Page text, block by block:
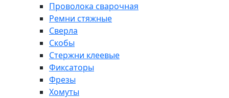
Проволока сварочная
Ремни стяжные
Сверла
Скобы
Стержни клеевые
Фиксаторы
Фрезы
Хомуты